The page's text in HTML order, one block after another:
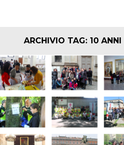
ARCHIVIO TAG: 10 ANNI